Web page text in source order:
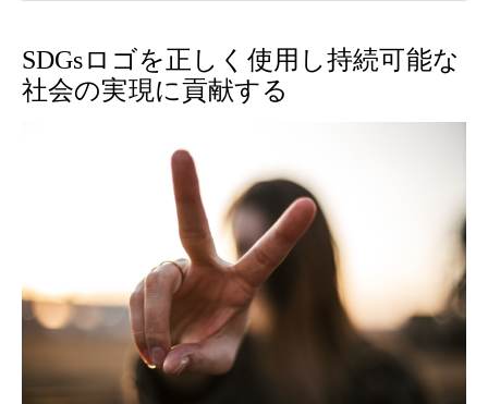
SDGsロゴを正しく使用し持続可能な
社会の実現に貢献する